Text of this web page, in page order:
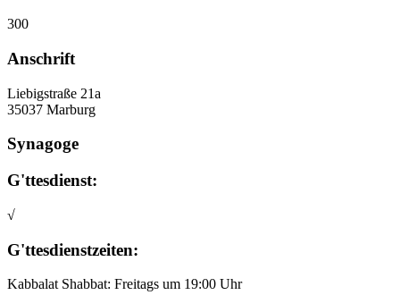
300
Anschrift
Liebigstraße 21a
35037 Marburg
Synagoge
G'ttesdienst:
√
G'ttesdienstzeiten:
Kabbalat Shabbat: Freitags um 19:00 Uhr